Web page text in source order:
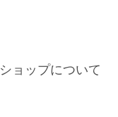
ショップについて